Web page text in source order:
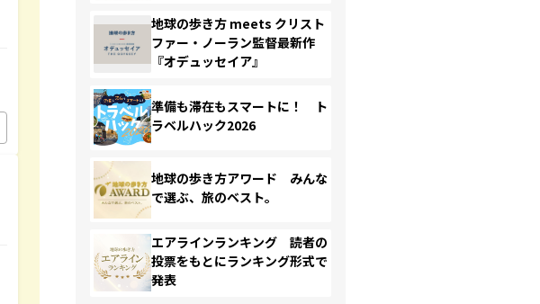
地球の歩き方 meets クリスト
ファー・ノーラン監督最新作
『オデュッセイア』
準備も滞在もスマートに！ ト
ラベルハック2026
地球の歩き方アワード みんな
で選ぶ、旅のベスト。
エアラインランキング 読者の
投票をもとにランキング形式で
発表